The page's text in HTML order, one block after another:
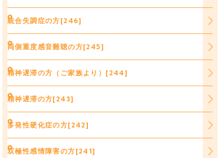
統合失調症の方[246]
両側重度感音難聴の方[245]
精神遅滞の方（ご家族より）[244]
精神遅滞の方[243]
多発性硬化症の方[242]
双極性感情障害の方[241]